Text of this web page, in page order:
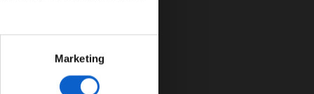
Marketing